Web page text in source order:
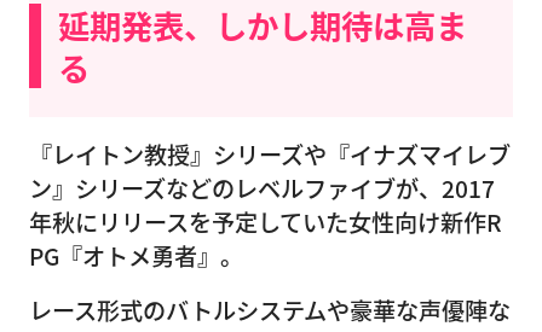
延期発表、しかし期待は高ま
る
『レイトン教授』シリーズや『イナズマイレブ
ン』シリーズなどのレベルファイブが、2017
年秋にリリースを予定していた女性向け新作R
PG『オトメ勇者』。
レース形式のバトルシステムや豪華な声優陣な